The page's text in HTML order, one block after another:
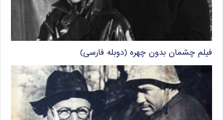
فیلم چشمان بدون چهره (دوبله فارسی)